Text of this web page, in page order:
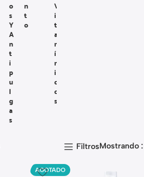
O
S
Y
A
N
T
I
P
U
L
G
A
S
N
T
O
V
I
T
A
M
Í
N
I
C
O
S
FiltrosMostrando
AGOTADO